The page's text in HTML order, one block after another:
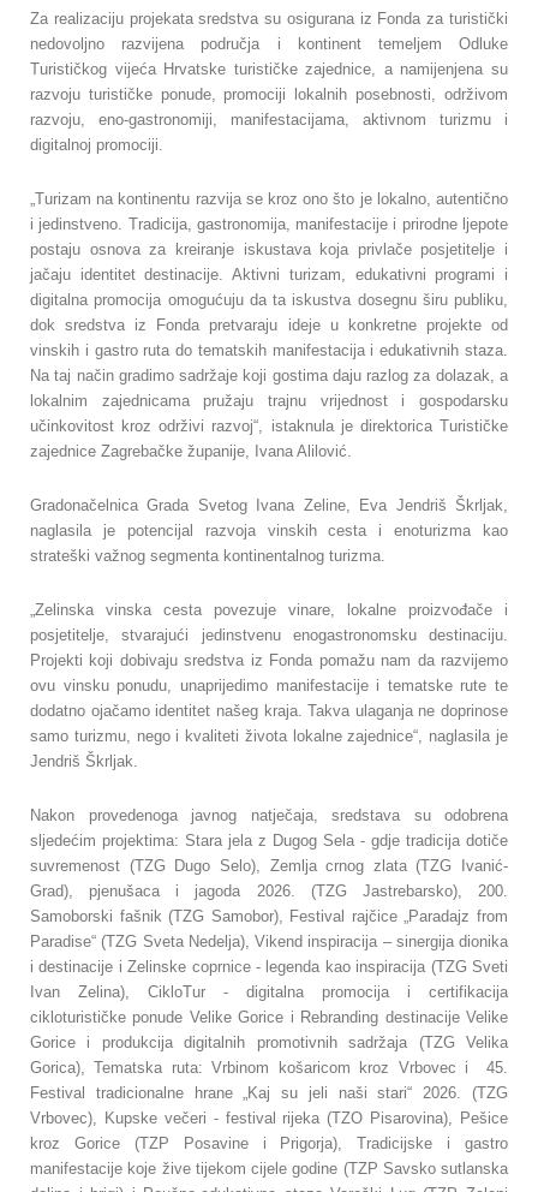
Za realizaciju projekata sredstva su osigurana iz Fonda za turistički
nedovoljno razvijena područja i kontinent temeljem Odluke
Turističkog vijeća Hrvatske turističke zajednice, a namijenjena su
razvoju turističke ponude, promociji lokalnih posebnosti, održivom
razvoju, eno-gastronomiji, manifestacijama, aktivnom turizmu i
digitalnoj promociji.
„Turizam na kontinentu razvija se kroz ono što je lokalno, autentično
i jedinstveno. Tradicija, gastronomija, manifestacije i prirodne ljepote
postaju osnova za kreiranje iskustava koja privlače posjetitelje i
jačaju identitet destinacije. Aktivni turizam, edukativni programi i
digitalna promocija omogućuju da ta iskustva dosegnu širu publiku,
dok sredstva iz Fonda pretvaraju ideje u konkretne projekte od
vinskih i gastro ruta do tematskih manifestacija i edukativnih staza.
Na taj način gradimo sadržaje koji gostima daju razlog za dolazak, a
lokalnim zajednicama pružaju trajnu vrijednost i gospodarsku
učinkovitost kroz održivi razvoj“, istaknula je direktorica Turističke
zajednice Zagrebačke županije, Ivana Alilović.
Gradonačelnica Grada Svetog Ivana Zeline, Eva Jendriš Škrljak,
naglasila je potencijal razvoja vinskih cesta i enoturizma kao
strateški važnog segmenta kontinentalnog turizma.
„Zelinska vinska cesta povezuje vinare, lokalne proizvođače i
posjetitelje, stvarajući jedinstvenu enogastronomsku destinaciju.
Projekti koji dobivaju sredstva iz Fonda pomažu nam da razvijemo
ovu vinsku ponudu, unaprijedimo manifestacije i tematske rute te
dodatno ojačamo identitet našeg kraja. Takva ulaganja ne doprinose
samo turizmu, nego i kvaliteti života lokalne zajednice“, naglasila je
Jendriš Škrljak.
Nakon provedenoga javnog natječaja, sredstava su odobrena
sljedećim projektima: Stara jela z Dugog Sela - gdje tradicija dotiče
suvremenost (TZG Dugo Selo), Zemlja crnog zlata (TZG Ivanić-
Grad), pjenušaca i jagoda 2026. (TZG Jastrebarsko), 200.
Samoborski fašnik (TZG Samobor), Festival rajčice „Paradajz from
Paradise“ (TZG Sveta Nedelja), Vikend inspiracija – sinergija dionika
i destinacije i Zelinske coprnice - legenda kao inspiracija (TZG Sveti
Ivan Zelina), CikloTur - digitalna promocija i certifikacija
cikloturističke ponude Velike Gorice i Rebranding destinacije Velike
Gorice i produkcija digitalnih promotivnih sadržaja (TZG Velika
Gorica), Tematska ruta: Vrbinom košaricom kroz Vrbovec i 45.
Festival tradicionalne hrane „Kaj su jeli naši stari“ 2026. (TZG
Vrbovec), Kupske večeri - festival rijeka (TZO Pisarovina), Pešice
kroz Gorice (TZP Posavine i Prigorja), Tradicijske i gastro
manifestacije koje žive tijekom cijele godine (TZP Savsko sutlanska